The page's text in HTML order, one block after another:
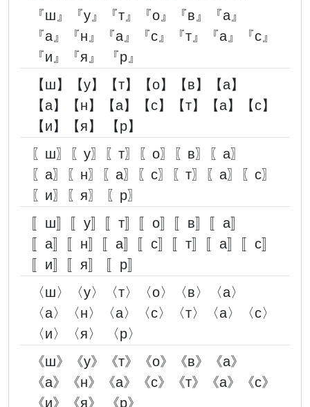
『ш』『у』『т』『о』『в』『а』
『а』『н』『а』『с』『т』『а』『с』
『и』『я』 『p』
【ш】【у】【т】【о】【в】【а】
【а】【н】【а】【с】【т】【а】【с】
【и】【я】 【p】
〖ш〗〖у〗〖т〗〖о〗〖в〗〖а〗
〖а〗〖н〗〖а〗〖с〗〖т〗〖а〗〖с〗
〖и〗〖я〗 〖p〗
〚ш〛〚у〛〚т〛〚о〛〚в〛〚а〛
〚а〛〚н〛〚а〛〚с〛〚т〛〚а〛〚с〛
〚и〛〚я〛 〚p〛
〈ш〉〈у〉〈т〉〈о〉〈в〉〈а〉
〈а〉〈н〉〈а〉〈с〉〈т〉〈а〉〈с〉
〈и〉〈я〉 〈p〉
《ш》《у》《т》《о》《в》《а》
《а》《н》《а》《с》《т》《а》《с》
《и》《я》 《p》